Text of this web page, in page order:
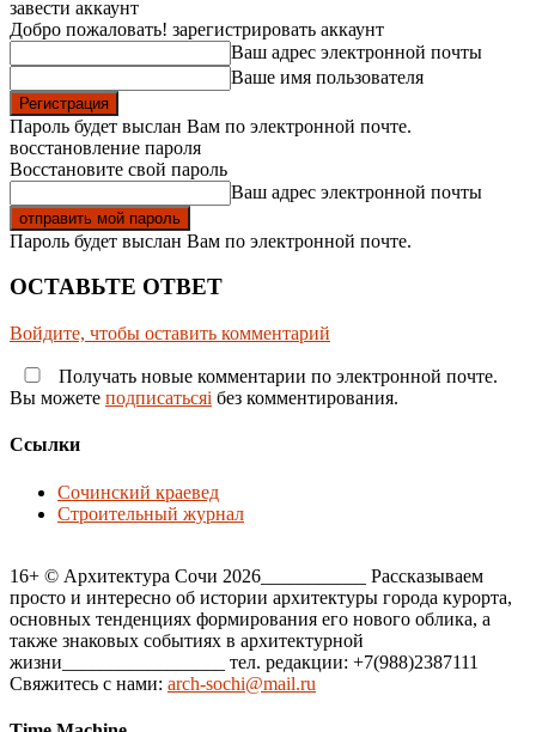
завести аккаунт
Добро пожаловать! зарегистрировать аккаунт
Ваш адрес электронной почты
Ваше имя пользователя
Пароль будет выслан Вам по электронной почте.
восстановление пароля
Восстановите свой пароль
Ваш адрес электронной почты
Пароль будет выслан Вам по электронной почте.
ОСТАВЬТЕ ОТВЕТ
Войдите, чтобы оставить комментарий
Получать новые комментарии по электронной почте.
Вы можете подписатьсяi без комментирования.
Ссылки
Сочинский краевед
Строительный журнал
16+ © Архитектура Сочи 2026___________ Рассказываем
просто и интересно об истории архитектуры города курорта,
основных тенденциях формирования его нового облика, а
также знаковых событиях в архитектурной
жизни_________________ тел. редакции: +7(988)2387111
Свяжитесь с нами: arch-sochi@mail.ru